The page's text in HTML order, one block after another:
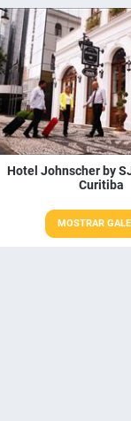
Hotel Johnscher by
Curitiba
MOSTRAR